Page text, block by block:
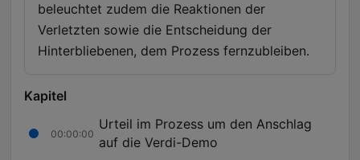
beleuchtet zudem die Reaktionen der
Verletzten sowie die Entscheidung der
Hinterbliebenen, dem Prozess fernzubleiben.
Kapitel
00:00:00
Urteil im Prozess um den Anschlag
auf die Verdi-Demo